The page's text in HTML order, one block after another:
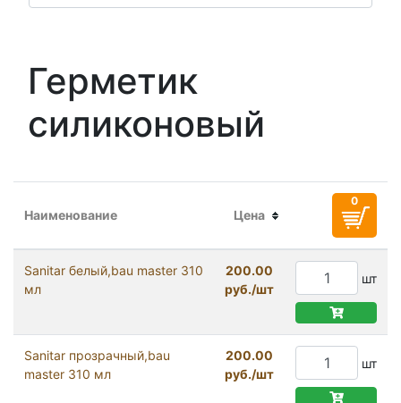
Герметик
силиконовый
Наименование Цена
Sanitar белый,bau master 310
мл
200.00
руб./шт
шт
Sanitar прозрачный,bau
master 310 мл
200.00
руб./шт
шт